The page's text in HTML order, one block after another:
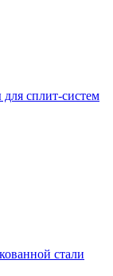
сплит-систем
стали